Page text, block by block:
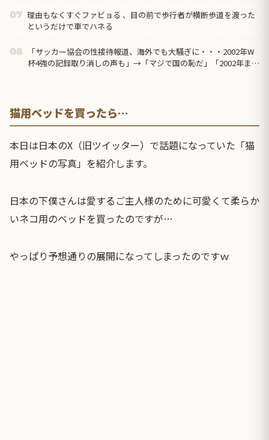
07 理由もなくすぐファビョる 、目の前で歩行者が横断歩道を渡った
というだけで車でハネる
08
「サッカー協会の性接待報道、海外でも大騒ぎに・・・2002年W
杯4強の記録取り消しの声も」→「マジで国の恥だ」「2002年まで
猫用ベッドを買ったら…
本日は日本のX（旧ツイッター）で話題になっていた「猫
用ベッドの写真」を紹介します。
日本の下僕さんは愛するご主人様のために可愛くて柔らか
いネコ用のベッドを買ったのですが…
やっぱり予想通りの展開になってしまったのですｗ